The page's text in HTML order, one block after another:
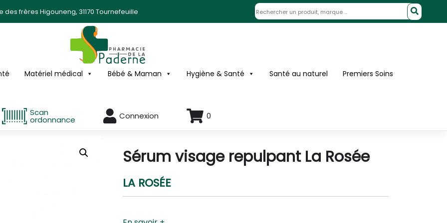
des frères Higouneng, 31170 Tournefeuille
Matériel médical Bébé & Maman Hygiène & Santé Santé au naturel
Premiers Soins
Scan
ordonnance Connexion 0
Sérum visage repulpant La Rosée
LA ROSÉE